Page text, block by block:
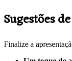
Sugestões
Finalize a